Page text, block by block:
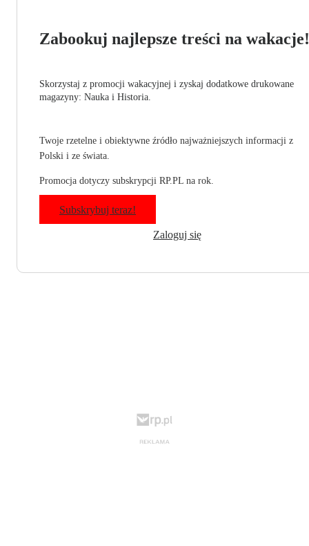
Zabookuj najlepsze treści na wakacje!
Skorzystaj z promocji wakacyjnej i zyskaj dodatkowe drukowane
magazyny: Nauka i Historia.
Twoje rzetelne i obiektywne źródło najważniejszych informacji z
Polski i ze świata.
Promocja dotyczy subskrypcji RP.PL na rok.
Subskrybuj teraz!
Zaloguj się